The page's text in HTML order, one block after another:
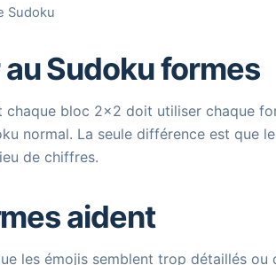
Sudoku
Sudoku formes
chaque bloc 2x2 doit utiliser chaque
normal. La seule différence est que
de chiffres.
aident
les émojis semblent trop détaillés ou